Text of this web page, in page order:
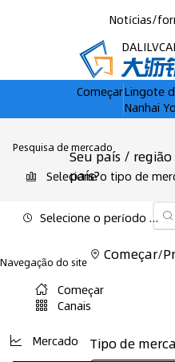
Notícias/
ComeçarLingote
Nanhai
Pesquisa de mercado
Selecione o tipo de
Selecione o período de mercado
Navegação do site
Começar
Canais
Mercado
Seu país /
país?
Começar/
Tipo de